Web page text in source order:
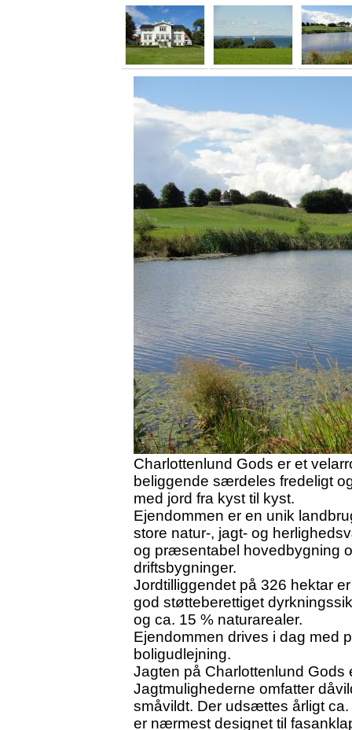
Charlottenlund Gods er et
beliggende særdeles fredeligt
med jord fra kyst til kyst.
Ejendommen er en unik
store natur-, jagt- og
og præsentabel hovedbygning
driftsbygninger.
Jordtilliggendet på 326 hektar
god støtteberettiget
og ca. 15 % naturarealer.
Ejendommen drives i dag med
boligudlejning.
Jagten på Charlottenlund Gods
Jagtmulighederne omfatter
småvildt. Der udsættes årligt
er nærmest designet til